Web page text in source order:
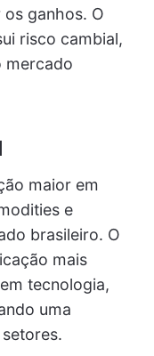
ganhos. O
risco cambial,
mercado
maior em
e
brasileiro. O
mais
tecnologia,
uma